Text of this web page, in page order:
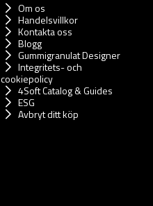
Om os
Handelsvillkor
Kontakta oss
Blogg
Gummigranulat Designer
Integritets- och
cookiepolicy
4Soft Catalog & Guides
ESG
Avbryt ditt köp